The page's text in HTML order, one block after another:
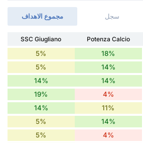
مجموع الاهداف سجل
Potenza Calcio
SSC Giugliano
18%
5%
14%
5%
14%
14%
4%
19%
11%
14%
14%
5%
4%
5%